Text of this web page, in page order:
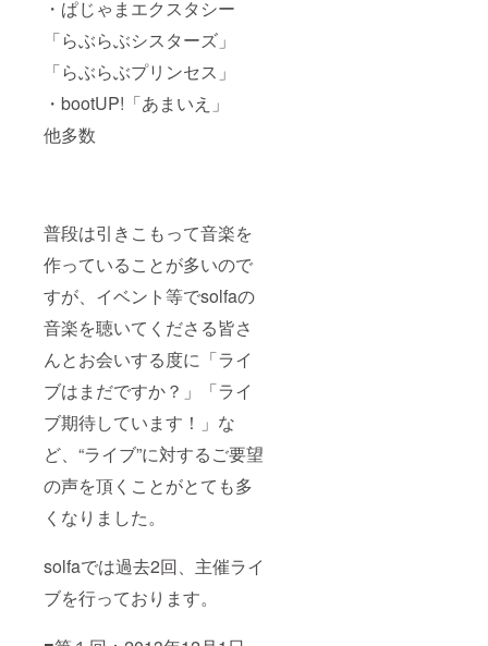
・ぱじゃまエクスタシー
「らぶらぶシスターズ」
「らぶらぶプリンセス」
・bootUP!「あまいえ」
他多数
普段は引きこもって音楽を
作っていることが多いので
すが、イベント等でsolfaの
音楽を聴いてくださる皆さ
んとお会いする度に「ライ
ブはまだですか？」「ライ
ブ期待しています！」な
ど、“ライブ”に対するご要望
の声を頂くことがとても多
くなりました。
solfaでは過去2回、主催ライ
ブを行っております。